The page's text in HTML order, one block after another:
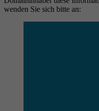
wenden Sie sich bitte an: